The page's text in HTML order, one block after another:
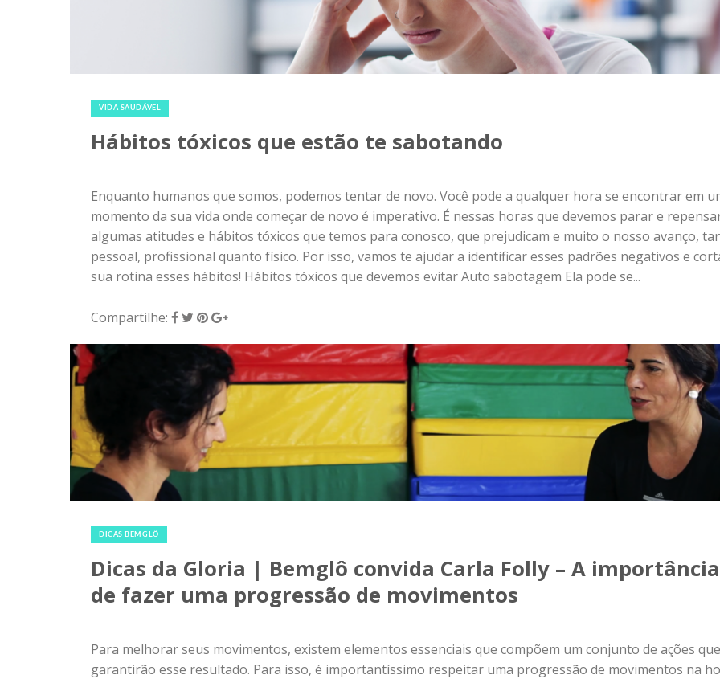
VIDA SAUDÁVEL
Hábitos tóxicos que estão te sabotando
Enquanto humanos que somos, podemos tentar de novo. Você pode a qualquer hora se encontrar em
momento da sua vida onde começar de novo é imperativo. É nessas horas que devemos parar e
algumas atitudes e hábitos tóxicos que temos para conosco, que prejudicam e muito o nosso avanço,
pessoal, profissional quanto físico. Por isso, vamos te ajudar a identificar esses padrões negativos e
sua rotina esses hábitos! Hábitos tóxicos que devemos evitar Auto sabotagem Ela pode se...
Compartilhe:
DICAS BEMGLÔ
Dicas da Gloria | Bemglô convida Carla Folly – A importância
de fazer uma progressão de movimentos
Para melhorar seus movimentos, existem elementos essenciais que compõem um conjunto de ações que
garantirão esse resultado. Para isso, é importantíssimo respeitar uma progressão de movimentos na